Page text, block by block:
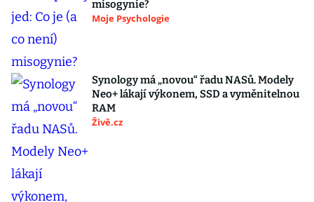
misogynie?
Moje Psychologie
Synology má „novou“ řadu NASů. Modely
Neo+ lákají výkonem, SSD a vyměnitelnou
RAM
Živě.cz